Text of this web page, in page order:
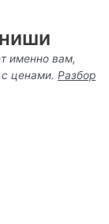
именно вам,
ценами. Разбор